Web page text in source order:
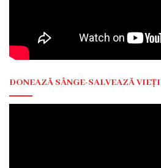
Centralizat
DONEAZĂ SÂNGE-SALVEAZĂ VIEȚI